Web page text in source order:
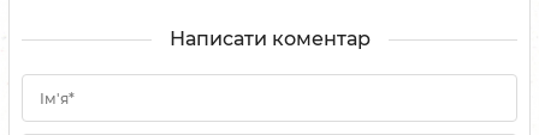
Написати коментар
Ім'я*